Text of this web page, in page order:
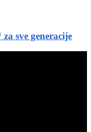
sve generacije